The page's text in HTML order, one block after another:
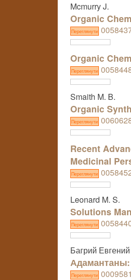
Mcmurry J.
Organic
Переглянути
Organic
Переглянути
Smaith M. B.
Organic
Переглянути
Recent
Medicinal
Переглянути
Leonard M. S.
Solutions
Переглянути
Багрий
Адамантаны:
Переглянути